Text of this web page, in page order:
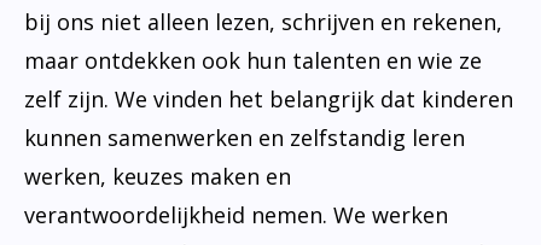
bij ons niet alleen lezen, schrijven en rekenen,
maar ontdekken ook hun talenten en wie ze
zelf zijn. We vinden het belangrijk dat kinderen
kunnen samenwerken en zelfstandig leren
werken, keuzes maken en
verantwoordelijkheid nemen. We werken